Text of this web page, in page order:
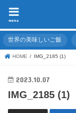
menu
世界の美味しいご飯
HOME IMG_2185 (1)
2023.10.07
IMG_2185 (1)